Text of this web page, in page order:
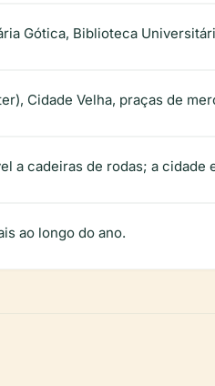
Gótica, Biblioteca
Cidade Velha, praças de
a cadeiras de rodas; a
ao longo do ano.